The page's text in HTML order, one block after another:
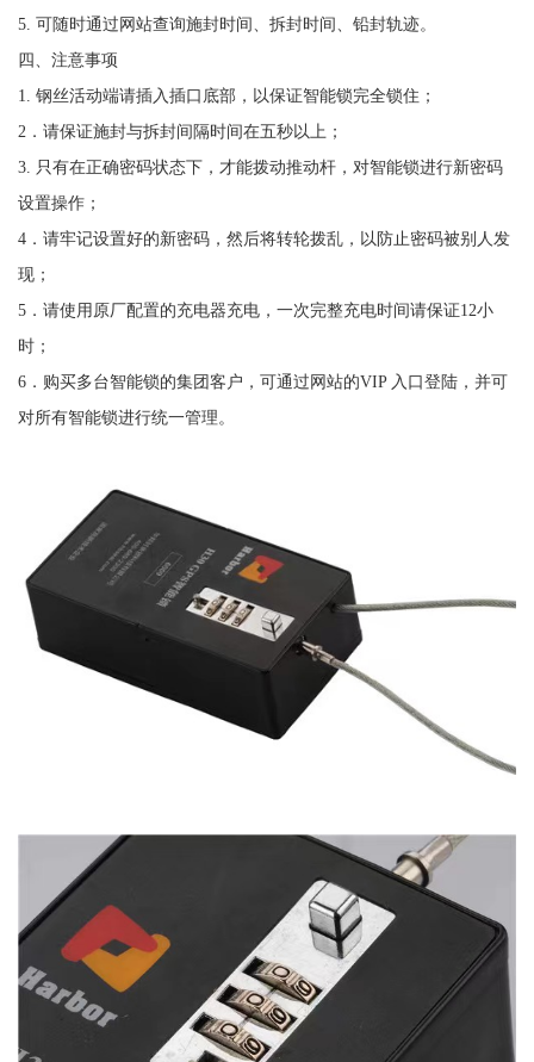
5. 可随时通过网站查询施封时间、拆封时间、铅封轨迹。
四、注意事项
1. 钢丝活动端请插入插口底部，以保证智能锁完全锁住；
2．请保证施封与拆封间隔时间在五秒以上；
3. 只有在正确密码状态下，才能拨动推动杆，对智能锁进行新密码
设置操作；
4．请牢记设置好的新密码，然后将转轮拨乱，以防止密码被别人发
现；
5．请使用原厂配置的充电器充电，一次完整充电时间请保证12小
时；
6．购买多台智能锁的集团客户，可通过网站的VIP 入口登陆，并可
对所有智能锁进行统一管理。